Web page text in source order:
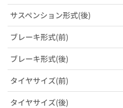
サスペンション形式(後)
ブレーキ形式(前)
ブレーキ形式(後)
タイヤサイズ(前)
タイヤサイズ(後)